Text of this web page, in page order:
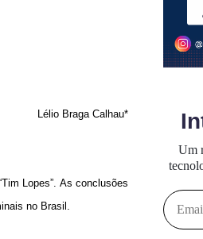
Lélio Braga Calhau*
Lopes”. As conclusões
no Brasil.